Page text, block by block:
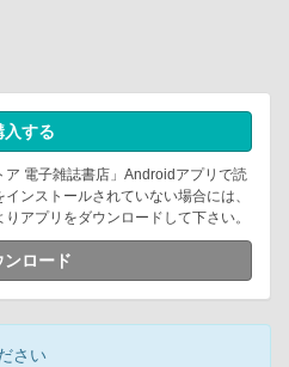
入する
電子雑誌書店」Androidアプリで読
ンストールされていない場合には、
アプリをダウンロードして下さい。
ンロード
さい